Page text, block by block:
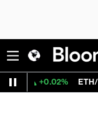
ETH/USD 1,916.263